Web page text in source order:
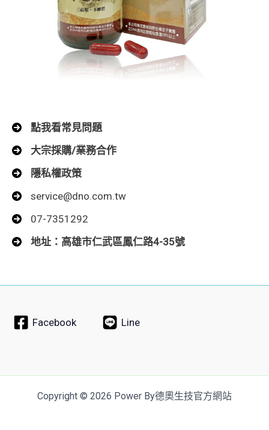
點我看常見問題
大宗採購/業務合作
隱私權政策
service@dno.com.tw
07-7351292
地址：高雄市仁武區鳳仁路4-35號
Facebook Line
Copyright © 2026 Power By德奧生技官方網站